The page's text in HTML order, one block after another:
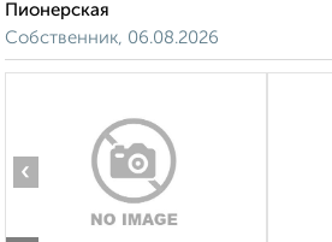
Пионерская
Собственник, 06.08.2026
‹